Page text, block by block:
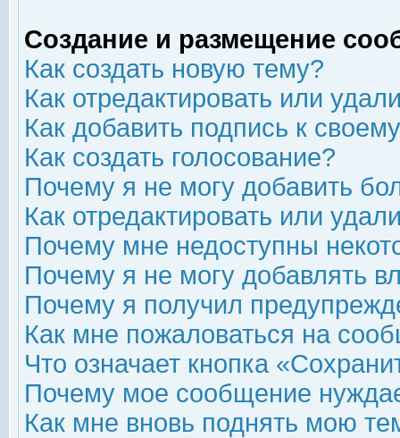
Создание и размещение
Как создать новую тему?
Как отредактировать или
Как добавить подпись к
Как создать голосование?
Почему я не могу добавить
Как отредактировать или
Почему мне недоступны
Почему я не могу добавлять
Почему я получил
Как мне пожаловаться на
Что означает кнопка
Почему мое сообщение
Как мне вновь поднять мою